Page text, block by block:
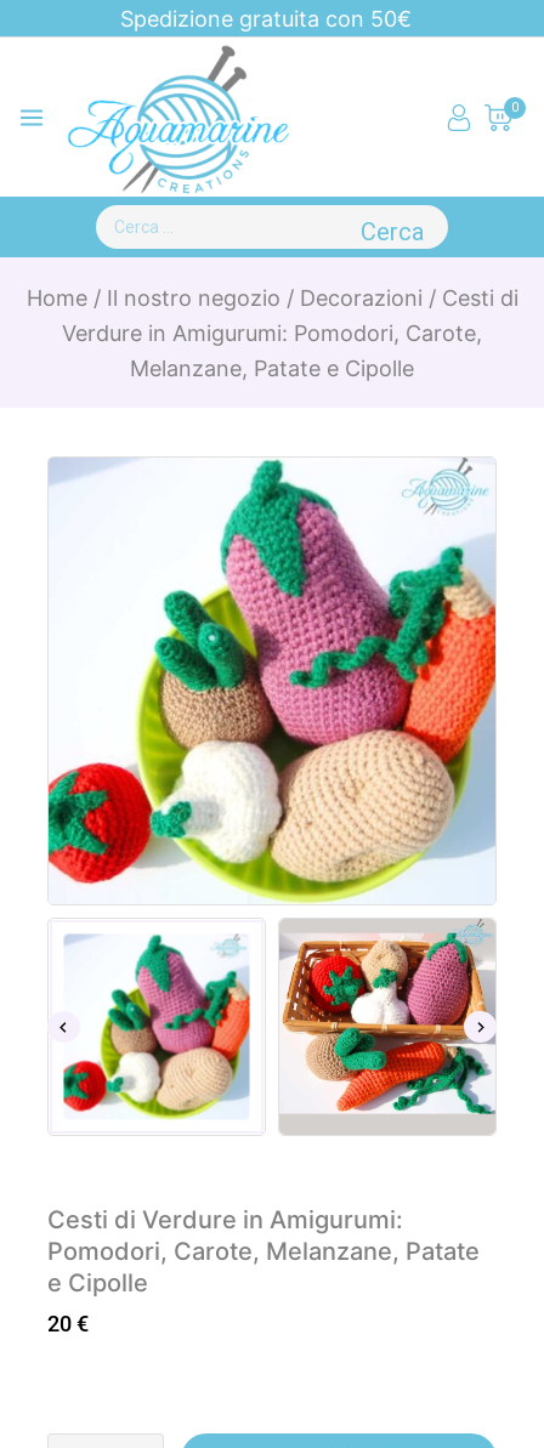
Spedizione gratuita con 50€
0
Home / Il nostro negozio / Decorazioni / Cesti di
Verdure in Amigurumi: Pomodori, Carote,
Melanzane, Patate e Cipolle
Cesti di Verdure in Amigurumi:
Pomodori, Carote, Melanzane, Patate
e Cipolle
20€